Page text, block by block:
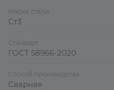
Марка стали
Ст3
Стандарт
ГОСТ 58966-2020
Способ производства
Сварная